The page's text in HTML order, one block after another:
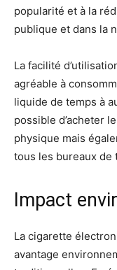
popularité et à la
publique et dans la
La facilité
agréable à
liquide de temps à
possible d’acheter
physique mais
tous les bureaux de
Impact
La cigarette
avantage